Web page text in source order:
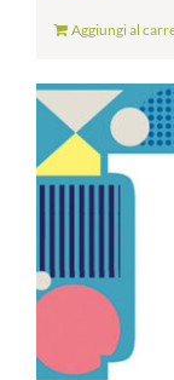
Aggiungi al